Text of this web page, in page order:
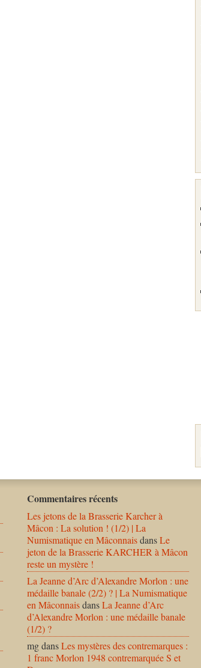
Commentaires récents
Les jetons de la Brasserie Karcher à
Mâcon : La solution ! (1/2) | La
Numismatique en MâconnaisdansLe
jeton de la Brasserie KARCHER à Mâcon
reste un mystère !
La Jeanne d’Arc d’Alexandre Morlon : une
médaille banale (2/2) ? | La Numismatique
en MâconnaisdansLa Jeanne d’Arc
d’Alexandre Morlon : une médaille banale
(1/2) ?
mgdansLes mystères des contremarques :
1 franc Morlon 1948 contremarquée S et